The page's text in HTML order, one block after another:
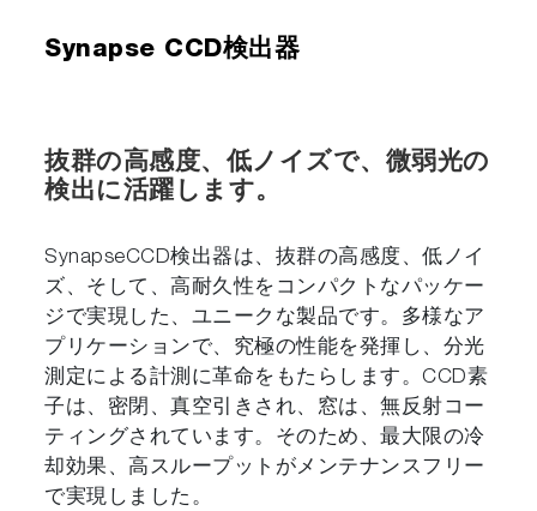
Synapse CCD検出器
抜群の高感度、低ノイズで、微弱光の
検出に活躍します。
SynapseCCD検出器は、抜群の高感度、低ノイ
ズ、そして、高耐久性をコンパクトなパッケー
ジで実現した、ユニークな製品です。多様なア
プリケーションで、究極の性能を発揮し、分光
測定による計測に革命をもたらします。CCD素
子は、密閉、真空引きされ、窓は、無反射コー
ティングされています。そのため、最大限の冷
却効果、高スループットがメンテナンスフリー
で実現しました。